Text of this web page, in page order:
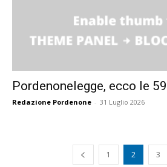
Pordenonelegge, ecco le
Redazione Pordenone - 31 Luglio 2026
1 2 3